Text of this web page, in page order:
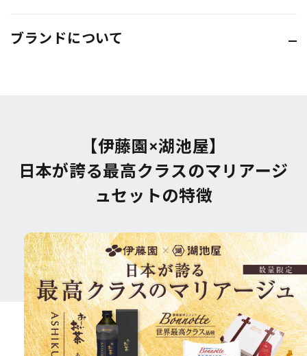
ブランドについて
【伊藤園×湖池屋】
日本が誇る最高クラスのマリアージ
ュセットの特徴